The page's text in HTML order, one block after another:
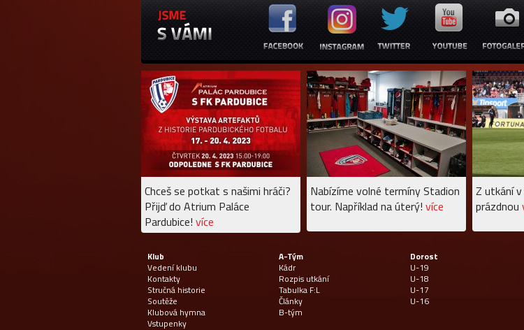
Chceš se potkat s našimi hráči?
Přijď do Atrium Paláce
Pardubice! více
Nabízíme volné termíny Stadion
tour. Například na úterý! více
Z utkání
prázdnou
Klub
Vedení klubu
Kontakty
Stručná historie
Soutěže
Klubová hymna
Vstupenky
A-Tým
Kádr
Rozpis utkání
Tabulka F:L
Články
B-tým
Dorost
U-19
U-18
U-17
U-16